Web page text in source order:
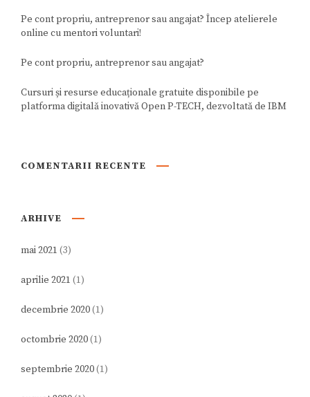
Pe cont propriu, antreprenor sau angajat? Încep atelierele
online cu mentori voluntari!
Pe cont propriu, antreprenor sau angajat?
Cursuri și resurse educaționale gratuite disponibile pe
platforma digitală inovativă Open P-TECH, dezvoltată de IBM
COMENTARII RECENTE
ARHIVE
mai 2021 (3)
aprilie 2021 (1)
decembrie 2020(1)
octombrie 2020(1)
septembrie 2020(1)